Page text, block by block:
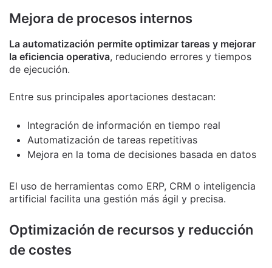
Mejora de procesos internos
La automatización permite optimizar tareas y mejorar
la eficiencia operativa, reduciendo errores y tiempos
de ejecución.
Entre sus principales aportaciones destacan:
Integración de información en tiempo real
Automatización de tareas repetitivas
Mejora en la toma de decisiones basada en datos
El uso de herramientas como ERP, CRM o inteligencia
artificial facilita una gestión más ágil y precisa.
Optimización de recursos y reducción
de costes